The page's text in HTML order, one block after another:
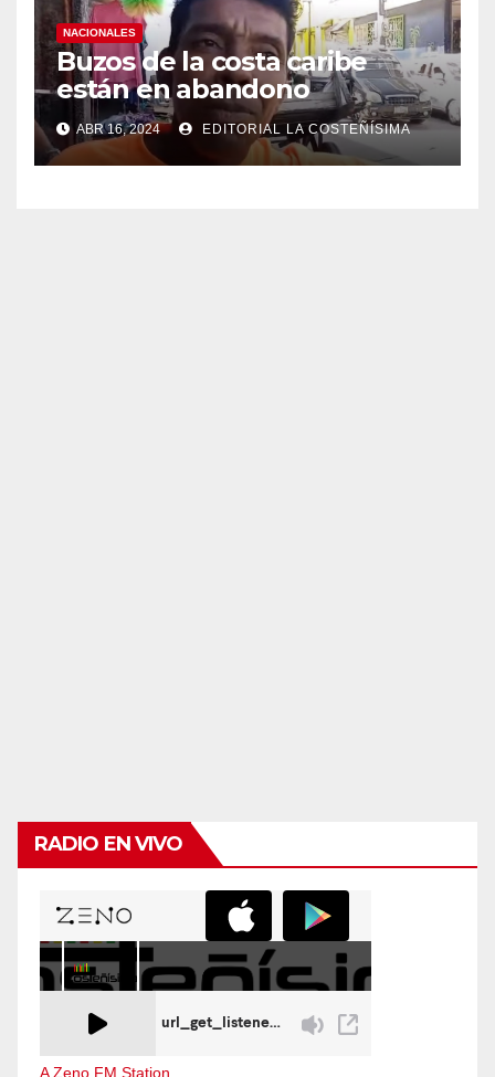
NACIONALES
Buzos de la costa caribe
están en abandono
ABR 16, 2024 EDITORIAL LA COSTEÑÍSIMA
RADIO EN VIVO
A Zeno.FM Station